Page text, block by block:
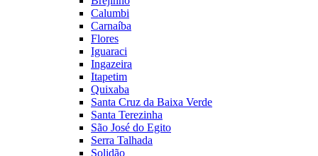
Calumbi
Carnaíba
Flores
Iguaraci
Ingazeira
Itapetim
Quixaba
Santa Cruz da Baixa Verde
Santa Terezinha
São José do Egito
Serra Talhada
Solidão